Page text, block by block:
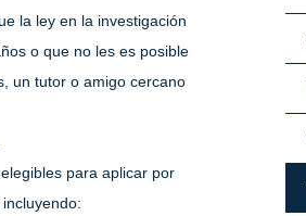
la ley en la investigación
o que no les es posible
un tutor o amigo cercano
para aplicar por